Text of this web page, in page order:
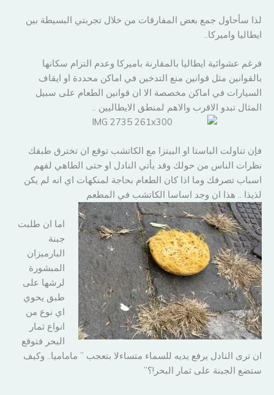
لذا سأحاول جمع بعض المفارقات من خلال تجربتي البسيطة بين
ايطاليا واميركا..
فرغم عشوائية ايطاليا بالمقارنة باميركا وعدم التزام سكانها
بالقوانين مثل قوانين منع التدخين في اماكن محددة او ايقاف
السيارات في اماكن مخصصة الا ان قوانين الطعام على سبيل
المثال تبدو الاقرب والاهم لمنطق الايطاليين ..
فإن تناولت الباستا او البيتزا مع الكاتشب توقع ان تخترق طبقك
نظرات الناس من حولك وقد يأتي النادل او حتى الطاهي لفهم
اسباب تصرفك وما اذا كان الطعام بحاجة لمنكهات اي انه لم يكن
لذيذا .. هذا ان وجد اساسا الكاتشب في المطعم
اما ان طلبت
جبنة
البارميزان
المبشورة
لرشها على
طبق يحوي
اي نوع من
انواع ثمار
البحر فتوقع
ان ترى النادل يرفع يديه للسماء متساءلا بتعجب ” ماماميا.. وكيف
ستضع الجبنة على ثمار البحر!؟”